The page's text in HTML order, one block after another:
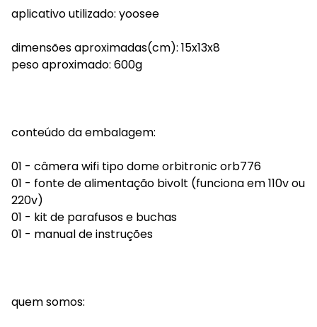
aplicativo utilizado: yoosee
dimensões aproximadas(cm): 15x13x8
peso aproximado: 600g
conteúdo da embalagem:
01 - câmera wifi tipo dome orbitronic orb776
01 - fonte de alimentação bivolt (funciona em 110v ou
220v)
01 - kit de parafusos e buchas
01 - manual de instruções
quem somos: